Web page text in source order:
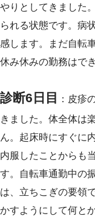
やりとしてきました
られる状態です。病
感します。まだ自転
休み休みの勤務はで
診断6日目
：皮疹
きました。体全体は
ん。起床時にすぐに
内服したことからも
す。自転車通勤中の
は、立ちこぎの要領
かすようにして何と